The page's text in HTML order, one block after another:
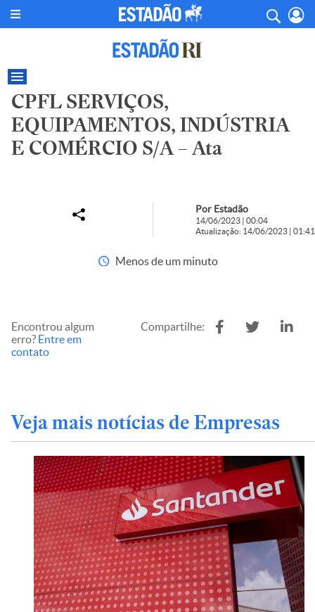
CPFL SERVIÇOS,
EQUIPAMENTOS, INDÚSTRIA
E COMÉRCIO S/A – Ata
Por Estadão
14/06/2023 | 00:04
Atualização: 14/06/2023 | 01:41
Menos de um minuto
Encontrou algum
erro? Entre em
contato
Compartilhe:
Veja mais notícias de Empresas